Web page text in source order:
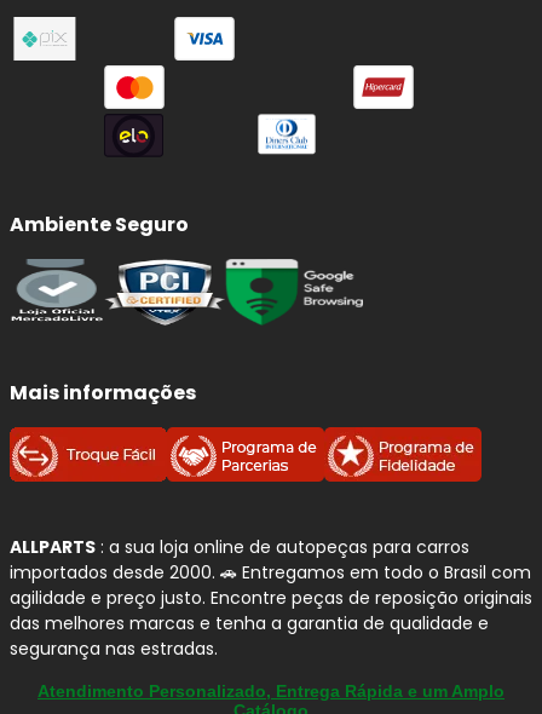
Ambiente Seguro
Mais informações
ALLPARTS : a sua loja online de autopeças para carros
importados desde 2000. 🚗 Entregamos em todo o Brasil com
agilidade e preço justo. Encontre peças de reposição originais
das melhores marcas e tenha a garantia de qualidade e
segurança nas estradas.
Atendimento Personalizado, Entrega Rápida e um Amplo